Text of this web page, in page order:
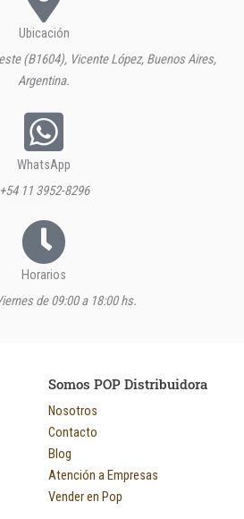
Ubicación
(B1604), Vicente López, Buenos Aires,
Argentina.
WhatsApp
+54 11 3952-8296
Horarios
de 09:00 a 18:00 hs.
Somos POP Distribuidora
Nosotros
Contacto
Blog
Atención a Empresas
Vender en Pop